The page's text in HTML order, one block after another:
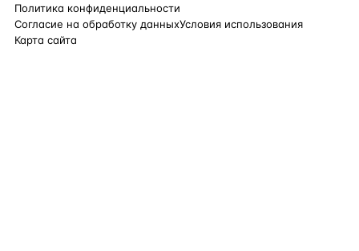
Политика конфиденциальности
Согласие на обработку данныхУсловия использования
Карта сайта